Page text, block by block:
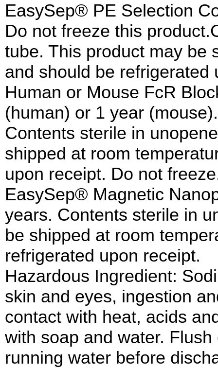
EasySep® PE Selection
Do not freeze this
tube. This product may be
and should be refrigerated
Human or Mouse FcR
(human) or 1 year (mouse).
Contents sterile in
shipped at room
upon receipt. Do not
EasySep® Magnetic
years. Contents sterile in
be shipped at room
refrigerated upon receipt.
Hazardous Ingredient:
skin and eyes, ingestion
contact with heat, acids
with soap and water.
running water before